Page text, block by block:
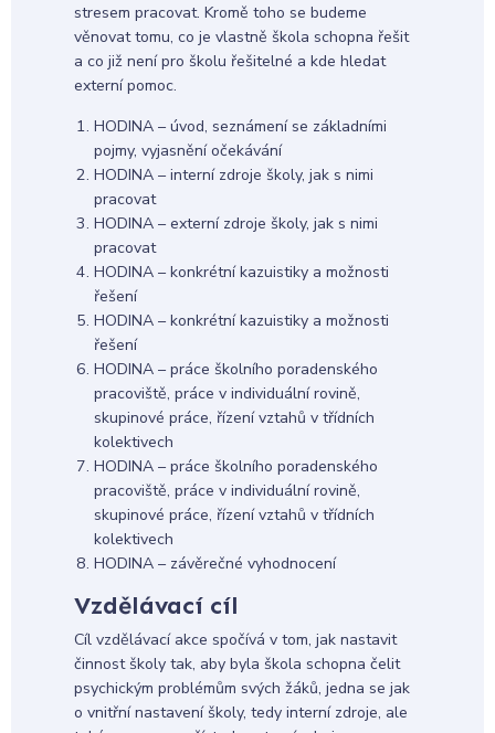
stresem pracovat. Kromě toho se budeme
věnovat tomu, co je vlastně škola schopna řešit
a co již není pro školu řešitelné a kde hledat
externí pomoc.
HODINA – úvod, seznámení se základními
pojmy, vyjasnění očekávání
HODINA – interní zdroje školy, jak s nimi
pracovat
HODINA – externí zdroje školy, jak s nimi
pracovat
HODINA – konkrétní kazuistiky a možnosti
řešení
HODINA – konkrétní kazuistiky a možnosti
řešení
HODINA – práce školního poradenského
pracoviště, práce v individuální rovině,
skupinové práce, řízení vztahů v třídních
kolektivech
HODINA – práce školního poradenského
pracoviště, práce v individuální rovině,
skupinové práce, řízení vztahů v třídních
kolektivech
HODINA – závěrečné vyhodnocení
Vzdělávací cíl
Cíl vzdělávací akce spočívá v tom, jak nastavit
činnost školy tak, aby byla škola schopna čelit
psychickým problémům svých žáků, jedna se jak
o vnitřní nastavení školy, tedy interní zdroje, ale